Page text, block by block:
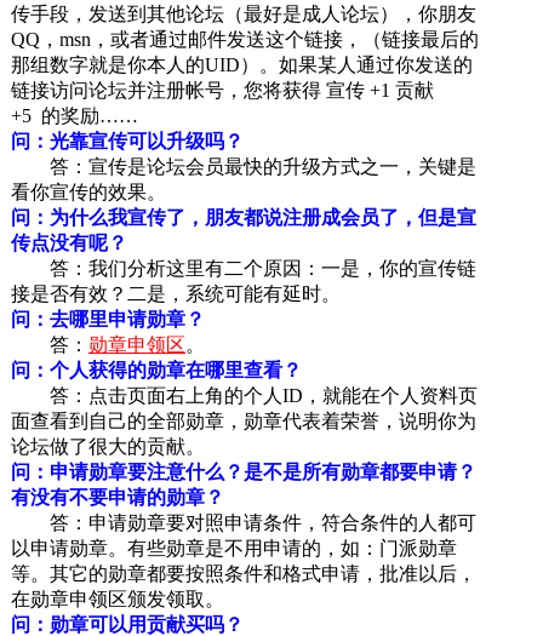
传手段，发送到其他论坛（最好是成人论坛），你朋友
QQ，msn，或者通过邮件发送这个链接，（链接最后的
那组数字就是你本人的UID）。如果某人通过你发送的
链接访问论坛并注册帐号，您将获得 宣传 +1 贡献
+5 的奖励……
问：光靠宣传可以升级吗？
答：宣传是论坛会员最快的升级方式之一，关键是
看你宣传的效果。
问：为什么我宣传了，朋友都说注册成会员了，但是宣
传点没有呢？
答：我们分析这里有二个原因：一是，你的宣传链
接是否有效？二是，系统可能有延时。
问：去哪里申请勋章？
答： 勋章申领区。
问：个人获得的勋章在哪里查看？
答：点击页面右上角的个人ID，就能在个人资料页
面查看到自己的全部勋章，勋章代表着荣誉，说明你为
论坛做了很大的贡献。
问：申请勋章要注意什么？是不是所有勋章都要申请？
有没有不要申请的勋章？
答：申请勋章要对照申请条件，符合条件的人都可
以申请勋章。有些勋章是不用申请的，如：门派勋章
等。其它的勋章都要按照条件和格式申请，批准以后，
在勋章申领区颁发领取。
问：勋章可以用贡献买吗？